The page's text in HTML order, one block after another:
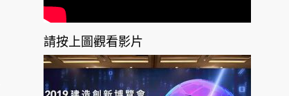
請按上圖觀看影片